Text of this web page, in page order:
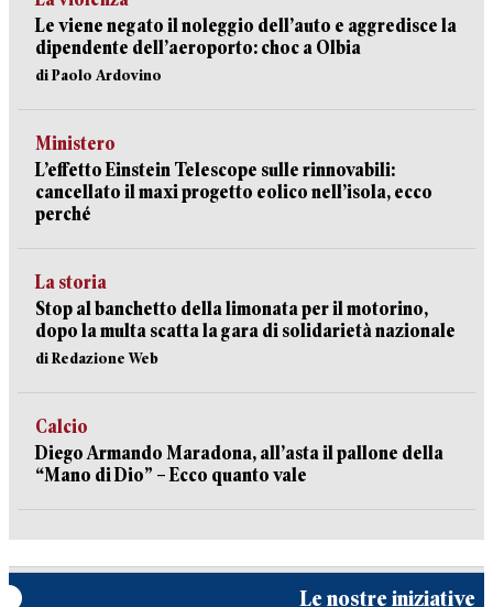
Le viene negato il noleggio dell’auto e aggredisce la
dipendente dell’aeroporto: choc a Olbia
di Paolo Ardovino
Ministero
L’effetto Einstein Telescope sulle rinnovabili:
cancellato il maxi progetto eolico nell’isola, ecco
perché
La storia
Stop al banchetto della limonata per il motorino,
dopo la multa scatta la gara di solidarietà nazionale
di Redazione Web
Calcio
Diego Armando Maradona, all’asta il pallone della
“Mano di Dio” – Ecco quanto vale
Le nostre iniziative